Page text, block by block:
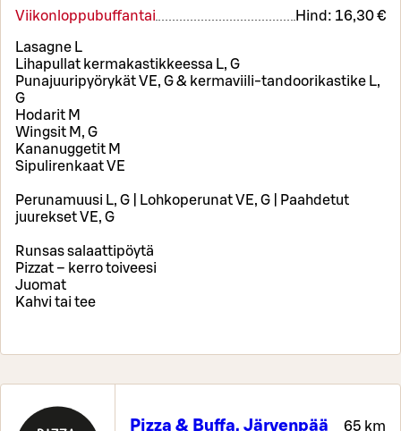
Viikonloppubuffantai Hind: 16,30 €
Lasagne L
Lihapullat kermakastikkeessa L, G
Punajuuripyörykät VE, G & kermaviili-tandoorikastike L,
G
Hodarit M
Wingsit M, G
Kananuggetit M
Sipulirenkaat VE
Perunamuusi L, G | Lohkoperunat VE, G | Paahdetut
juurekset VE, G
Runsas salaattipöytä
Pizzat – kerro toiveesi
Juomat
Kahvi tai tee
Pizza & Buffa, Järvenpää 65 km